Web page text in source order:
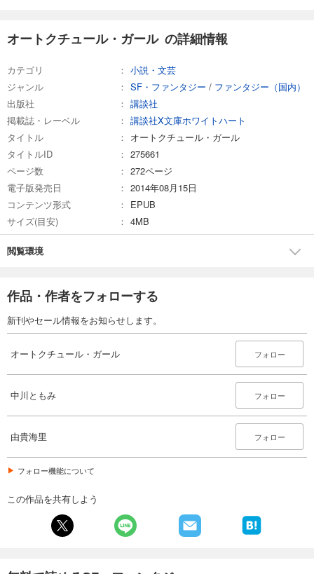
オートクチュール・ガール の詳細情報
カテゴリ
小説・文芸
ジャンル
SF・ファンタジー / ファンタジー（国内）
出版社
講談社
掲載誌・レーベル
講談社X文庫ホワイトハート
タイトル
オートクチュール・ガール
タイトルID
275661
ページ数
272ページ
電子版発売日
2014年08月15日
コンテンツ形式
EPUB
サイズ(目安)
4MB
閲覧環境
作品・作者をフォローする
新刊やセール情報をお知らせします。
オートクチュール・ガール フォロー
中川ともみ フォロー
由貴海里 フォロー
フォロー機能について
この作品を共有しよう